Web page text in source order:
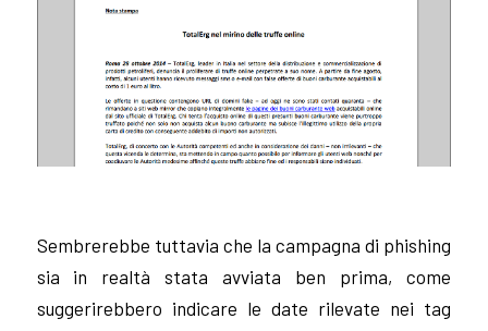
Sembrerebbe tuttavia che la campagna di phishing
sia in realtà stata avviata ben prima, come
suggerirebbero indicare le date rilevate nei tag